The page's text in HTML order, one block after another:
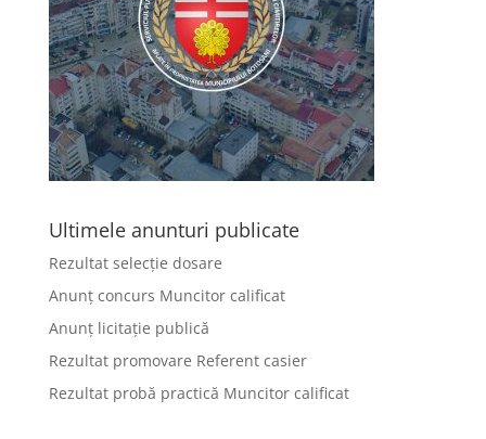
Ultimele anunturi publicate
Rezultat selecție dosare
Anunț concurs Muncitor calificat
Anunț licitație publică
Rezultat promovare Referent casier
Rezultat probă practică Muncitor calificat